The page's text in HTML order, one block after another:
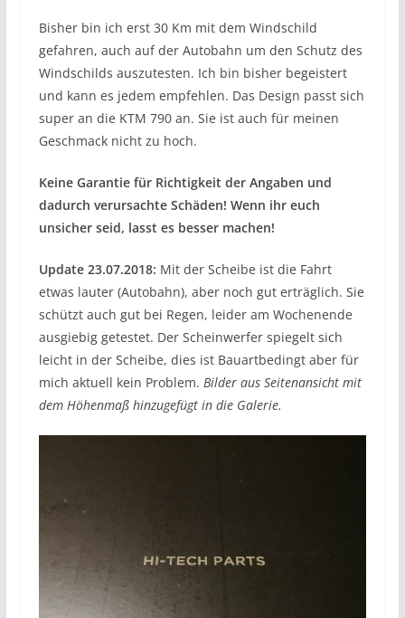
Bisher bin ich erst 30 Km mit dem Windschild
gefahren, auch auf der Autobahn um den Schutz des
Windschilds auszutesten. Ich bin bisher begeistert
und kann es jedem empfehlen. Das Design passt sich
super an die KTM 790 an. Sie ist auch für meinen
Geschmack nicht zu hoch.
Keine Garantie für Richtigkeit der Angaben und
dadurch verursachte Schäden! Wenn ihr euch
unsicher seid, lasst es besser machen!
Update 23.07.2018: Mit der Scheibe ist die Fahrt
etwas lauter (Autobahn), aber noch gut erträglich. Sie
schützt auch gut bei Regen, leider am Wochenende
ausgiebig getestet. Der Scheinwerfer spiegelt sich
leicht in der Scheibe, dies ist Bauartbedingt aber für
mich aktuell kein Problem. Bilder aus Seitenansicht mit
dem Höhenmaß hinzugefügt in die Galerie.